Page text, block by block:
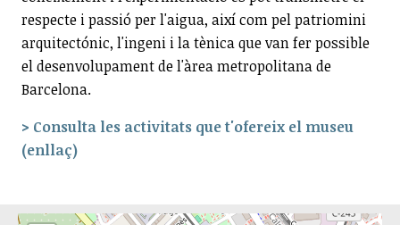
respecte i passió per l'aigua, així com pel patriomini
arquitectónic, l'ingeni i la tènica que van fer possible
el desenvolupament de l'àrea metropolitana de
Barcelona.
> Consulta les activitats que t'ofereix el museu
(enllaç)